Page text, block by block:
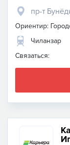
пр-т
Ориентир:
Чиланзар
Связаться: